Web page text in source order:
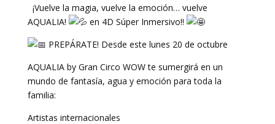
¡Vuelve la magia, vuelve la emoción… vuelve
AQUALIA!
en 4D Súper Inmersivo!!
PREPÁRATE! Desde este lunes 20 de octubre
AQUALIA by Gran Circo WOW te sumergirá en un
mundo de fantasía, agua y emoción para toda la
familia:
Artistas internacionales